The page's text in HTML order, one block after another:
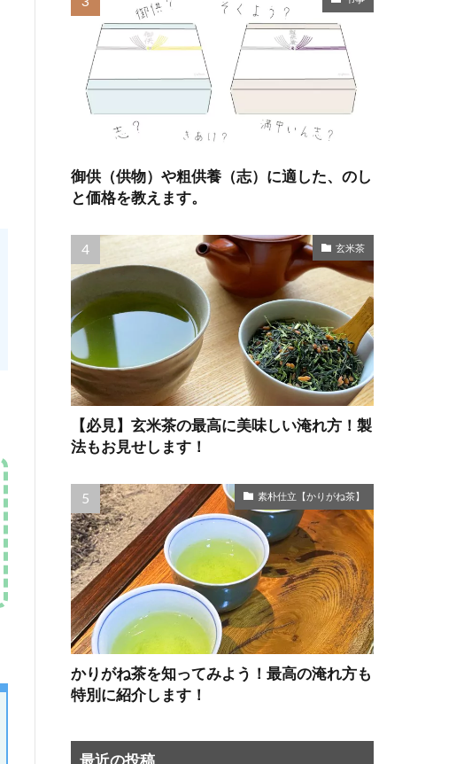
御供（供物）や粗供養（志）に適した、のし
と価格を教えます。
玄米茶
【必見】玄米茶の最高に美味しい淹れ方！製
法もお見せします！
素朴仕立【かりがね茶】
かりがね茶を知ってみよう！最高の淹れ方も
特別に紹介します！
最近の投稿